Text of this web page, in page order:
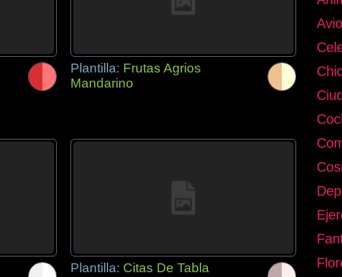
Plantilla: Frutas Agrios
Mandarino
Plantilla: Citas De Tabla